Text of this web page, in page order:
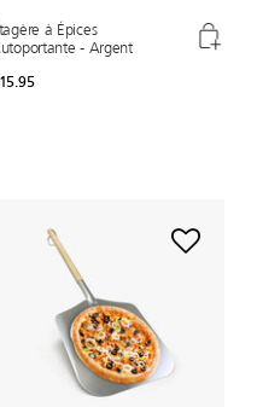
à Épices
- Argent